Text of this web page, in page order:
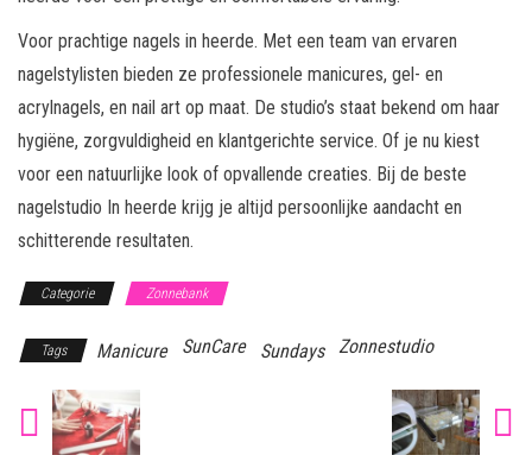
Voor prachtige nagels in heerde. Met een team van ervaren
nagelstylisten bieden ze professionele manicures, gel- en
acrylnagels, en nail art op maat. De studio’s staat bekend om haar
hygiëne, zorgvuldigheid en klantgerichte service. Of je nu kiest
voor een natuurlijke look of opvallende creaties. Bij de beste
nagelstudio In heerde krijg je altijd persoonlijke aandacht en
schitterende resultaten.
Categorie Zonnebank
Tags Manicure SunCare Sundays Zonnestudio